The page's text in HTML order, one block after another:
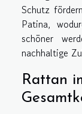
Schutz
Patina,
schöner
nachhaltige
Rattan